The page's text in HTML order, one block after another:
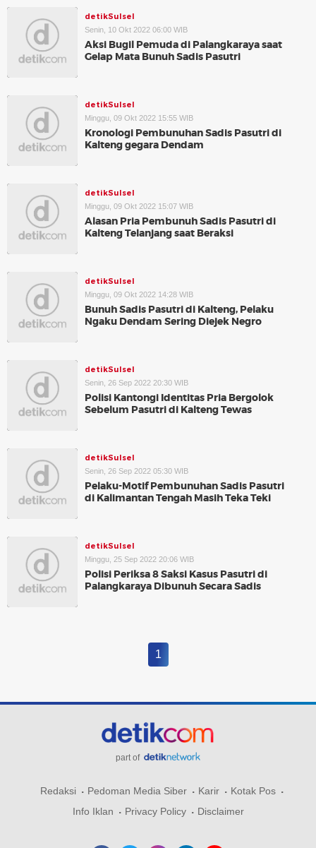
detikSulsel
Senin, 10 Okt 2022 06:00 WIB
Aksi Bugil Pemuda di Palangkaraya saat
Gelap Mata Bunuh Sadis Pasutri
detikSulsel
Minggu, 09 Okt 2022 15:55 WIB
Kronologi Pembunuhan Sadis Pasutri di
Kalteng gegara Dendam
detikSulsel
Minggu, 09 Okt 2022 15:07 WIB
Alasan Pria Pembunuh Sadis Pasutri di
Kalteng Telanjang saat Beraksi
detikSulsel
Minggu, 09 Okt 2022 14:28 WIB
Bunuh Sadis Pasutri di Kalteng, Pelaku
Ngaku Dendam Sering Diejek Negro
detikSulsel
Senin, 26 Sep 2022 20:30 WIB
Polisi Kantongi Identitas Pria Bergolok
Sebelum Pasutri di Kalteng Tewas
detikSulsel
Senin, 26 Sep 2022 05:30 WIB
Pelaku-Motif Pembunuhan Sadis Pasutri
di Kalimantan Tengah Masih Teka Teki
detikSulsel
Minggu, 25 Sep 2022 20:06 WIB
Polisi Periksa 8 Saksi Kasus Pasutri di
Palangkaraya Dibunuh Secara Sadis
1
part of
Redaksi Pedoman Media Siber Karir
Kotak Pos
Info Iklan
Privacy Policy Disclaimer